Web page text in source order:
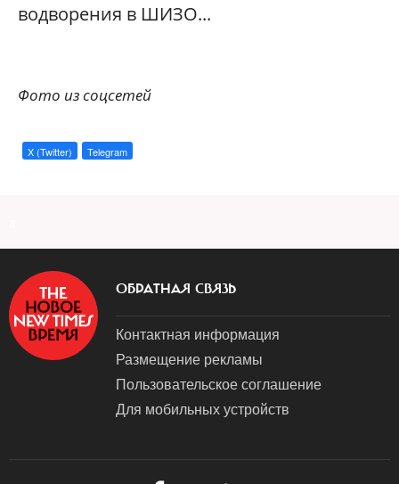
водворения в ШИЗО...
Фото из соцсетей
X (Twitter) Telegram
ОБРАТНАЯ СВЯЗЬ
Контактная информация
Размещение рекламы
Пользовательское соглашение
Для мобильных устройств